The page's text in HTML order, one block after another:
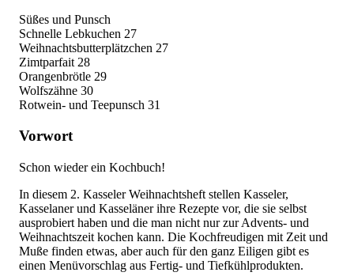
Süßes und Punsch
Schnelle Lebkuchen 27
Weihnachtsbutterplätzchen 27
Zimtparfait 28
Orangenbrötle 29
Wolfszähne 30
Rotwein- und Teepunsch 31
Vorwort
Schon wieder ein Kochbuch!
In diesem 2. Kasseler Weihnachtsheft stellen Kasseler,
Kasselaner und Kasseläner ihre Rezepte vor, die sie selbst
ausprobiert haben und die man nicht nur zur Advents- und
Weihnachtszeit kochen kann. Die Kochfreudigen mit Zeit und
Muße finden etwas, aber auch für den ganz Eiligen gibt es
einen Menüvorschlag aus Fertig- und Tiefkühlprodukten.